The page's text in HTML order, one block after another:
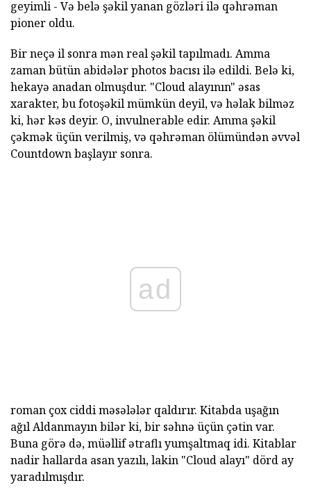
geyimli - Və belə şəkil yanan gözləri ilə qəhrəman
pioner oldu.
Bir neçə il sonra mən real şəkil tapılmadı. Amma
zaman bütün abidələr photos bacısı ilə edildi. Belə ki,
hekayə anadan olmuşdur. "Cloud alayının" əsas
xarakter, bu fotoşəkil mümkün deyil, və həlak bilməz
ki, hər kəs deyir. O, invulnerable edir. Amma şəkil
çəkmək üçün verilmiş, və qəhrəman ölümündən əvvəl
Countdown başlayır sonra.
ad
roman çox ciddi məsələlər qaldırır. Kitabda uşağın
ağıl Aldanmayın bilər ki, bir səhnə üçün çətin var.
Buna görə də, müəllif ətraflı yumşaltmaq idi. Kitablar
nadir hallarda asan yazılı, lakin "Cloud alayı" dörd ay
yaradılmışdır.